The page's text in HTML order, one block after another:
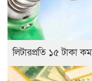
লিটারপ্রতি ১৫ টাকা